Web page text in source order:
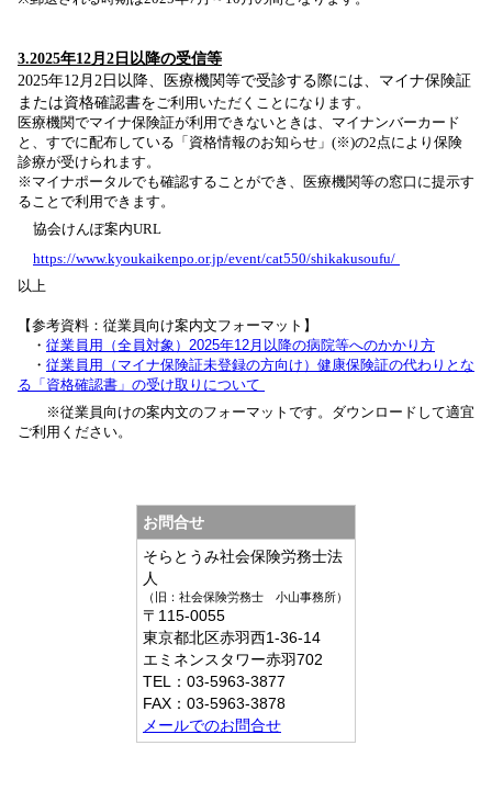
3.2025年12月2日以降の受信等
2025年12月2日以降、医療機関等で受診する際には、マイナ保険証
または資格確認書を ご利用いただくことになります。
医療機関でマイナ保険証が利用できないときは、 マイナンバーカード
と、すでに配布している「資格情報のお知らせ」(※)の2点により保険
診療が受けられます。
※マイナポータルでも確認することができ、医療機関等の窓口に提示す
ることで利用できます。
協会けんぽ案内URL
https://www.kyoukaikenpo.or.jp/event/cat550/shikakusoufu/
以上
【参考資料：従業員向け案内文フォーマット】
・ 従業員用（全員対象）2025年12月以降の病院等へのかかり方
・ 従業員用（マイナ保険証未登録の方向け）健康保険証の代わりとな
る「資格確認書」の受け取りについて
※従業員向けの案内文のフォーマットです。ダウンロードして適宜
ご利用ください。
お問合せ
そらとうみ社会保険労務士法
人
（旧：社会保険労務士 小山事務所）
〒115-0055
東京都北区赤羽西1-36-14
エミネンスタワー赤羽702
TEL： 03-5963-3877
FAX： 03-5963-3878
メールでのお問合せ